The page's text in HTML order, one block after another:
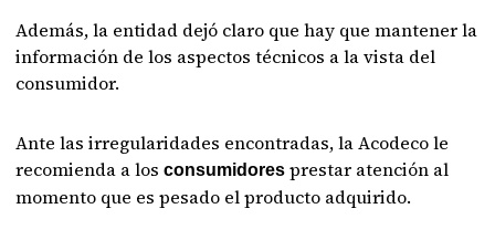
Además, la entidad dejó claro que hay que mantener la
información de los aspectos técnicos a la vista del
consumidor.
Ante las irregularidades encontradas, la Acodeco le
recomienda a losconsumidoresprestar atención al
momento que es pesado el producto adquirido.